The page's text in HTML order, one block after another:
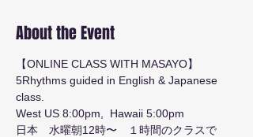
About the Event
【ONLINE CLASS WITH MASAYO】
5Rhythms guided in English & Japanese
class.
West US 8:00pm,  Hawaii 5:00pm
日本　水曜朝12時〜　１時間のクラスで